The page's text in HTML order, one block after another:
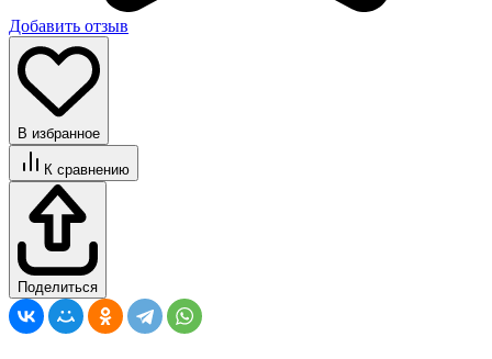
Добавить отзыв
В избранное
К сравнению
Поделиться